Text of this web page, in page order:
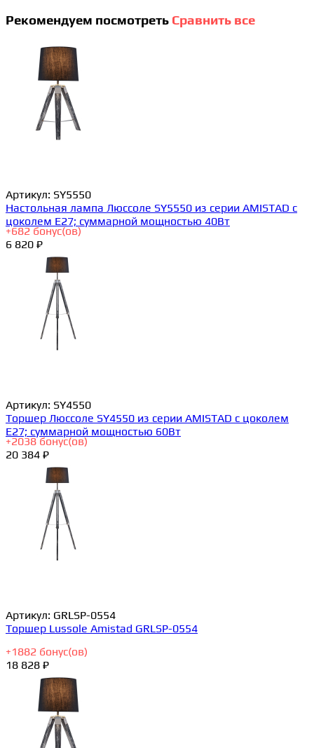
Рекомендуем посмотреть Сравнить все
Артикул: SY5550
Настольная лампа Люссоле SY5550 из серии AMISTAD с
цоколем E27; суммарной мощностью 40Вт
+682 бонус(ов)
6 820 ₽
Артикул: SY4550
Торшер Люссоле SY4550 из серии AMISTAD с цоколем
E27; суммарной мощностью 60Вт
+2038 бонус(ов)
20 384 ₽
Артикул: GRLSP-0554
Торшер Lussole Amistad GRLSP-0554
+1882 бонус(ов)
18 828 ₽